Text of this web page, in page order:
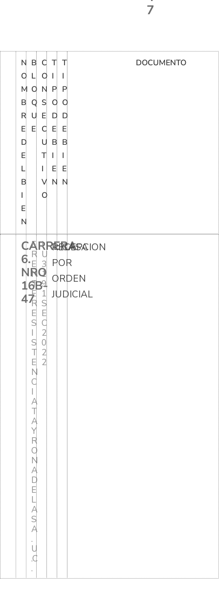
7
N
O
M
B
R
E
D
E
L
B
I
E
N
B
L
O
Q
U
E
C
O
N
S
E
C
U
T
I
V
O
T
I
P
O
D
E
B
I
E
N
T
I
P
O
D
E
B
I
E
N
DOCUMENTO
CARRERA
6.
NRO
16B-
47
F
R
E
N
T
E
R
E
S
I
S
T
E
N
C
I
A
T
A
Y
R
O
N
A
D
E
L
A
S
A
.
U
.C
.
I
U
3
1
9
1
S
E
C
2
0
2
2
RECEPCION
POR
ORDEN
JUDICIAL
CASA